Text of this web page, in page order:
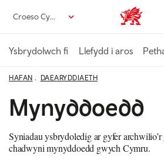
gynnwys
Croeso Cymru Croeso
Ysbrydolwch fi Llefydd i aros
HAFAN DAEARYDDIAETH
Mynyddoedd
Syniadau ysbrydoledig ar gyfer
chadwyni mynyddoedd gwych Cymru.